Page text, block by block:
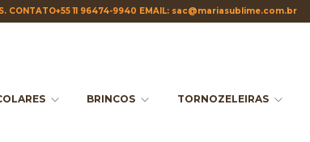
CONTATO+55 11 96474-9940 EMAIL: sac@mariasublime.com.br
BRINCOS TORNOZELEIRAS